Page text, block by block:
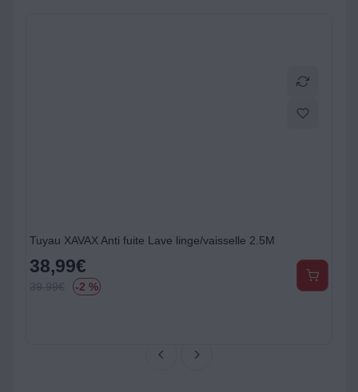
Tuyau XAVAX Anti fuite Lave linge/vaisselle 2.5M
38,99€
39.99€ -2 %